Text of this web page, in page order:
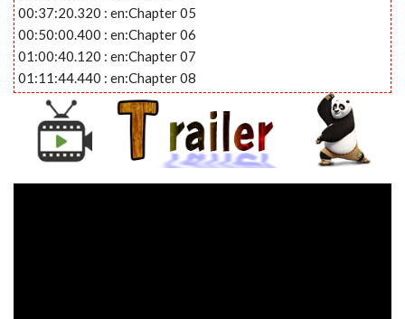
00:37:20.320 : en:Chapter 05
00:50:00.400 : en:Chapter 06
01:00:40.120 : en:Chapter 07
01:11:44.440 : en:Chapter 08